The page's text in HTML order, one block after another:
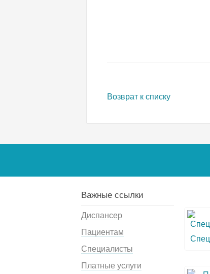
Возврат к списку
Важные ссылки
Диспансер
Пациентам
Специалисты
Платные услуги